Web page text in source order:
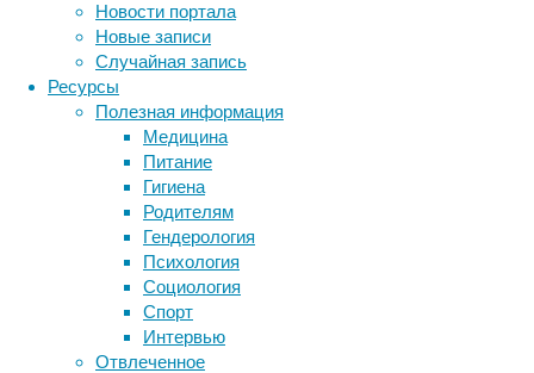
Новости портала
Новые записи
Случайная запись
Ресурсы
Полезная информация
Медицина
Питание
Гигиена
Родителям
Гендерология
Психология
Социология
Спорт
Интервью
Отвлеченное
Группа
учёных
Йельского
университета
в
2016
году
разработала
неинвазивную
технику
для
«наблюдения»
за
коммуникацией
нейронов